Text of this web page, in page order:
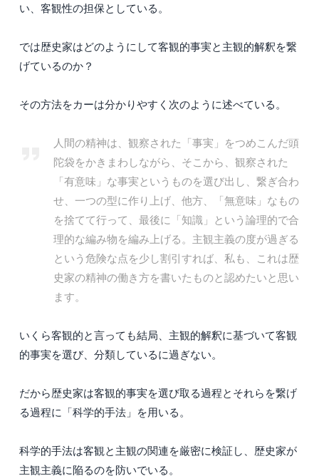
い、客観性の担保としている。
では歴史家はどのようにして客観的事実と主観的解釈を繋
げているのか？
その方法をカーは分かりやすく次のように述べている。
人間の精神は、観察された「事実」をつめこんだ頭
陀袋をかきまわしながら、そこから、観察された
「有意味」な事実というものを選び出し、繋ぎ合わ
せ、一つの型に作り上げ、他方、「無意味」なもの
を捨てて行って、最後に「知識」という論理的で合
理的な編み物を編み上げる。主観主義の度が過ぎる
という危険な点を少し割引すれば、私も、これは歴
史家の精神の働き方を書いたものと認めたいと思い
ます。
いくら客観的と言っても結局、主観的解釈に基づいて客観
的事実を選び、分類しているに過ぎない。
だから歴史家は客観的事実を選び取る過程とそれらを繋げ
る過程に「科学的手法」を用いる。
科学的手法は客観と主観の関連を厳密に検証し、歴史家が
主観主義に陥るのを防いでいる。